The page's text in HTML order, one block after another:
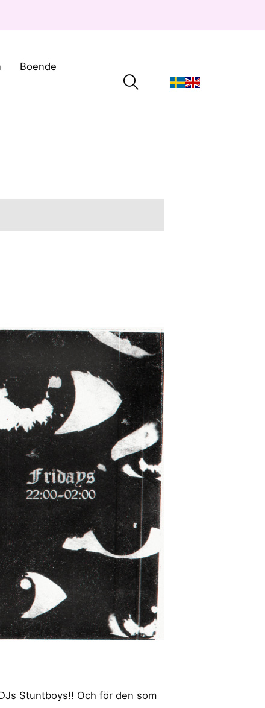
Boende
Stuntboys!! Och för den som